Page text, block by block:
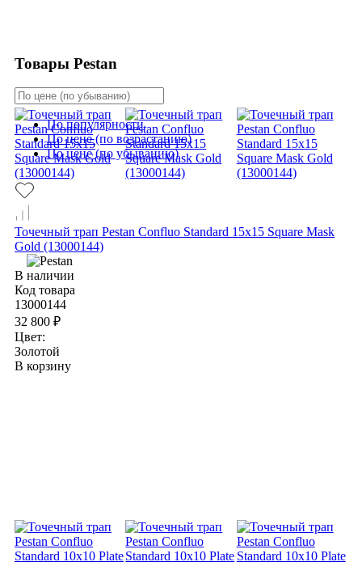
Товары Pestan
По популярности
По цене (по возрастанию)
По цене (по убыванию)
Точечный трап Pestan Confluo Standard 15х15 Square Mask
Gold (13000144)
В наличии
Код товара
13000144
32 800 ₽
Цвет:
Золотой
В корзину